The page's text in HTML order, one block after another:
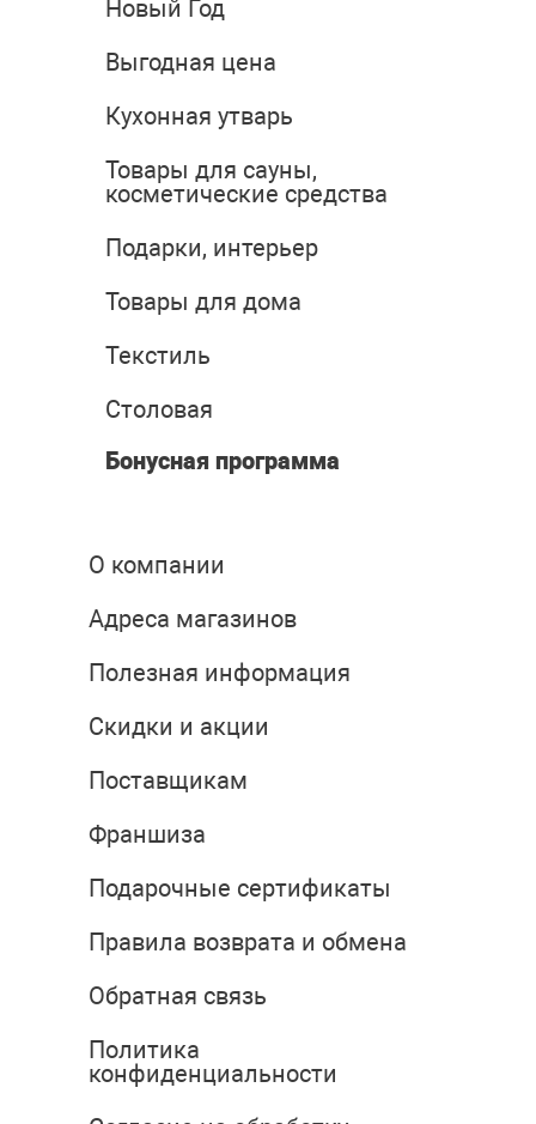
Новый Год
Выгодная цена
Кухонная утварь
Товары для сауны,
косметические средства
Подарки, интерьер
Товары для дома
Текстиль
Столовая
Бонусная программа
О компании
Адреса магазинов
Полезная информация
Скидки и акции
Поставщикам
Франшиза
Подарочные сертификаты
Правила возврата и обмена
Обратная связь
Политика
конфиденциальности